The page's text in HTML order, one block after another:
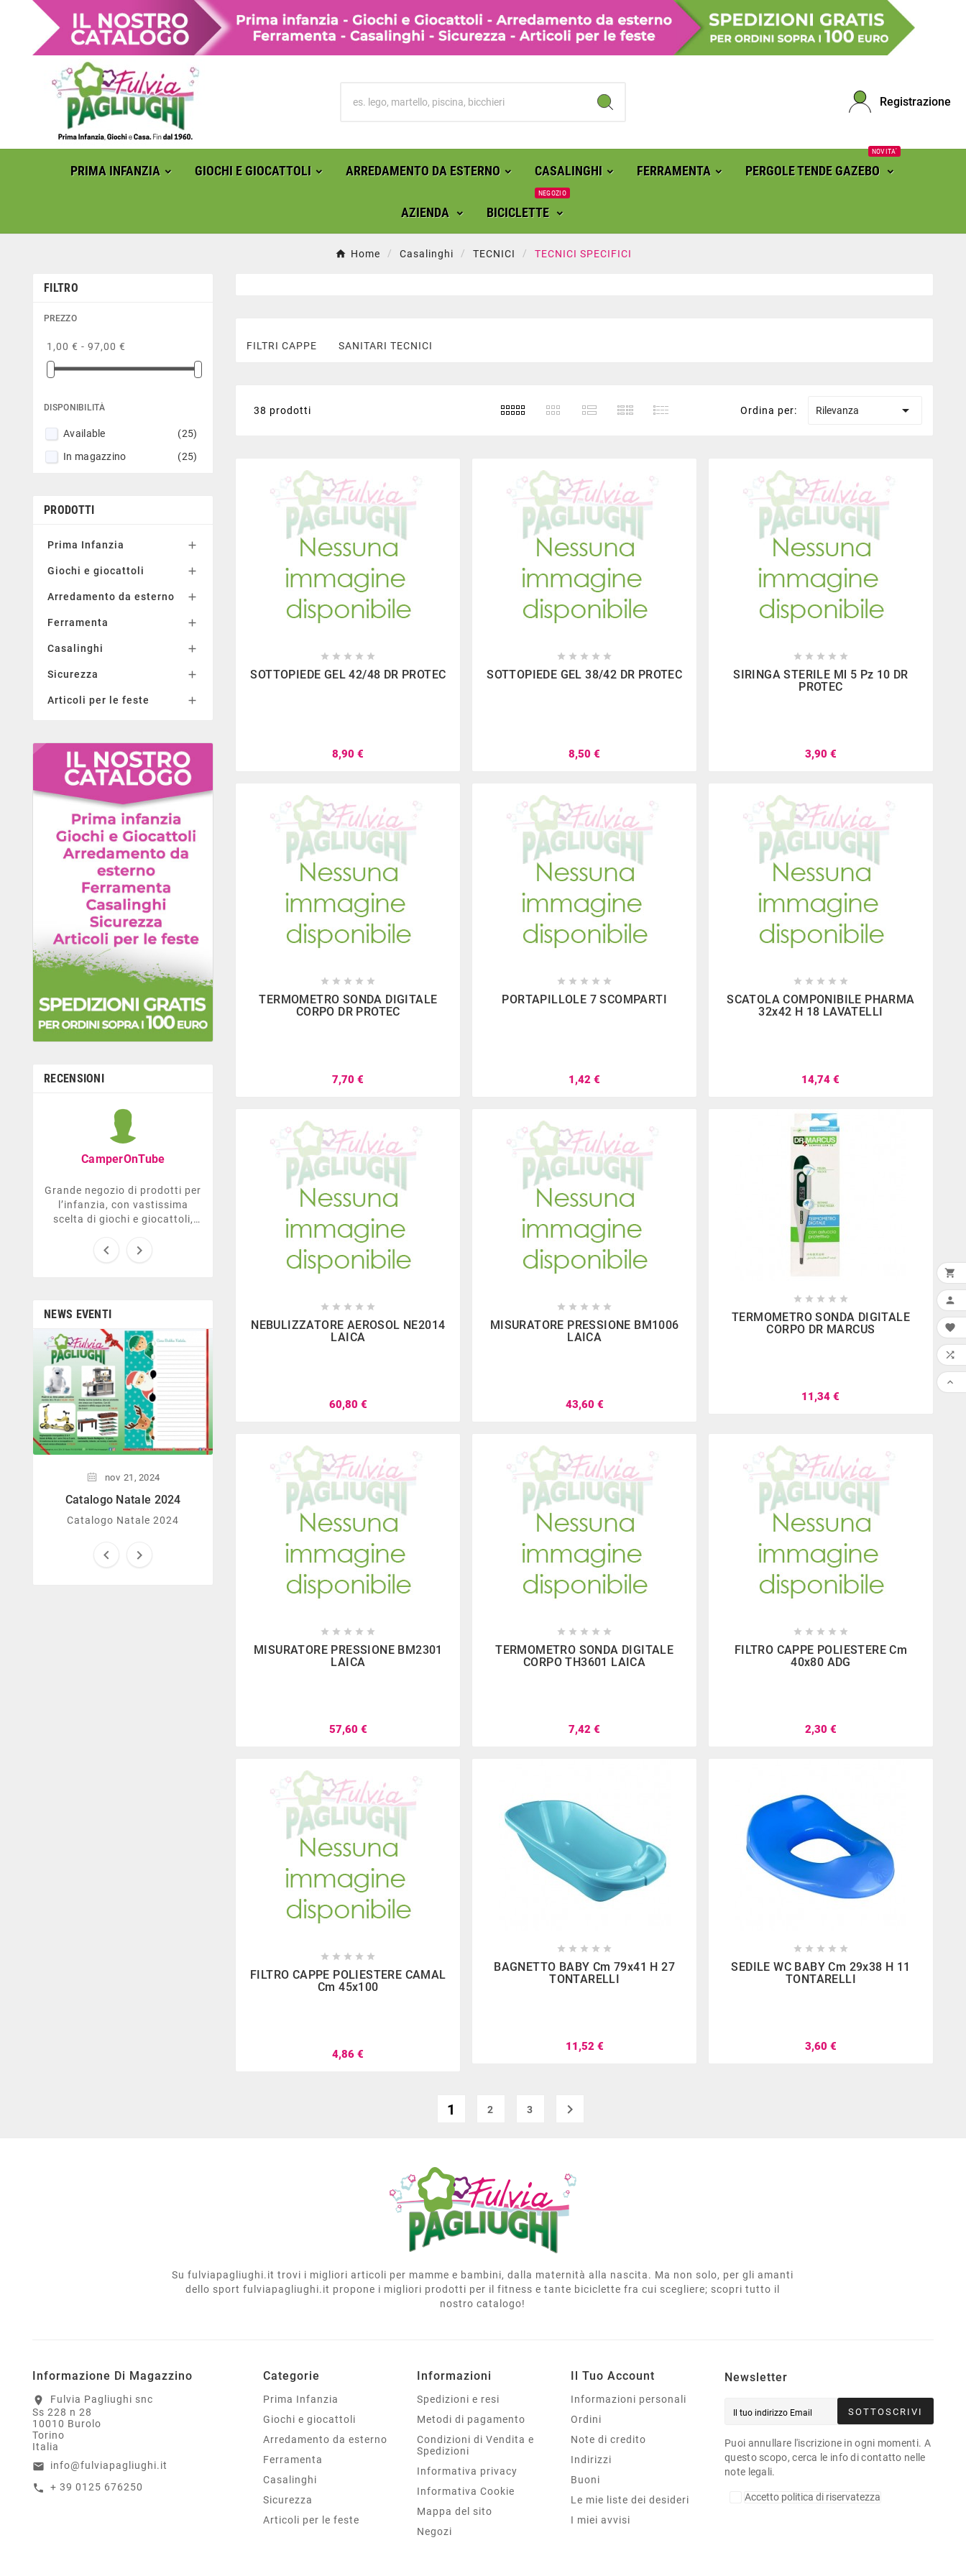
Registrazione
PRIMA INFANZIA GIOCHI E GIOCATTOLI ARREDAMENTO DA ESTERNO CASALINGHI FERRAMENTA PERGOLE TENDE GAZEBO
NOVITA'
AZIENDA BICICLETTE
NEGOZIO
Home Casalinghi TECNICI TECNICI SPECIFICI
FILTRO
PREZZO
1,00 € - 97,00 €
DISPONIBILITÀ
Available
(25)
In magazzino
(25)
PRODOTTI
Prima Infanzia 
Giochi e giocattoli 
Arredamento da esterno 
Ferramenta 
Casalinghi 
Sicurezza 
Articoli per le feste 
RECENSIONI
CamperOnTube
Grande negozio di prodotti per
l’infanzia, con vastissima
scelta di giochi e giocattoli,
future mamme, per i neonati,
tavoli da ping-pong, altalene,
ecc. Personale esperto,
disponibile a consigliare e
illustrare gli articoli. Difficile
non trovare risposta a quel
che si cerca.
Graziella Baggio
Negozio con ottima scelta sia
di giocattoli che di prodotti per
la prima infanzia. Personale
molto gentile e disponibile.
Sempre molto riforniti, e
sempre gentili e disponibili...
Oltre a migliaia di giochi, si
possono trovare anche
migliori marche.
Cecilia Santoiemma
Negozio grande e fornito .
Personale gentile e disponibile
. Ci siamo sempre trovati
benissimo da loro . C’è
impossibile uscire a mani
 
NEWS EVENTI
nov 21, 2024
Catalogo Natale 2024
Catalogo Natale 2024
accessori per la primavera
 
FILTRI CAPPE SANITARI TECNICI
38 prodotti Ordina per: Rilevanza 
    
SOTTOPIEDE GEL 42/48 DR PROTEC
8,90 €
    
SOTTOPIEDE GEL 38/42 DR PROTEC
8,50 €
    
SIRINGA STERILE Ml 5 Pz 10 DR
PROTEC
3,90 €
    
TERMOMETRO SONDA DIGITALE
CORPO DR PROTEC
7,70 €
    
PORTAPILLOLE 7 SCOMPARTI
1,42 €
    
SCATOLA COMPONIBILE PHARMA
32x42 H 18 LAVATELLI
14,74 €
 
    
NEBULIZZATORE AEROSOL NE2014
LAICA
60,80 €
 
    
MISURATORE PRESSIONE BM1006
LAICA
43,60 €
 
    
TERMOMETRO SONDA DIGITALE
CORPO DR MARCUS
11,34 €
    
MISURATORE PRESSIONE BM2301
LAICA
57,60 €
    
TERMOMETRO SONDA DIGITALE
CORPO TH3601 LAICA
7,42 €
    
FILTRO CAPPE POLIESTERE Cm
40x80 ADG
2,30 €
    
FILTRO CAPPE POLIESTERE CAMAL
Cm 45x100
4,86 €
    
BAGNETTO BABY Cm 79x41 H 27
TONTARELLI
11,52 €
    
SEDILE WC BABY Cm 29x38 H 11
TONTARELLI
3,60 €
1 2 3 
Su fulviapagliughi.it trovi i migliori articoli per mamme e bambini, dalla maternità alla nascita. Ma non solo, per gli amanti
dello sport fulviapagliughi.it propone i migliori prodotti per il fitness e tante biciclette fra cui scegliere; scopri tutto il
nostro catalogo!
Informazione Di Magazzino
location_on
Fulvia Pagliughi snc
Ss 228 n 28
10010 Burolo
Torino
Italia
email info@fulviapagliughi.it
call + 39 0125 676250
Categorie
Prima Infanzia
Giochi e giocattoli
Arredamento da esterno
Ferramenta
Casalinghi
Sicurezza
Articoli per le feste
Informazioni
Spedizioni e resi
Metodi di pagamento
Condizioni di Vendita e
Spedizioni
Informativa privacy
Informativa Cookie
Mappa del sito
Negozi
Il Tuo Account
Informazioni personali
Ordini
Note di credito
Indirizzi
Buoni
Le mie liste dei desideri
I miei avvisi
Newsletter
SOTTOSCRIVI
Puoi annullare l'iscrizione in ogni momenti. A
questo scopo, cerca le info di contatto nelle
note legali.
Accetto politica di riservatezza




